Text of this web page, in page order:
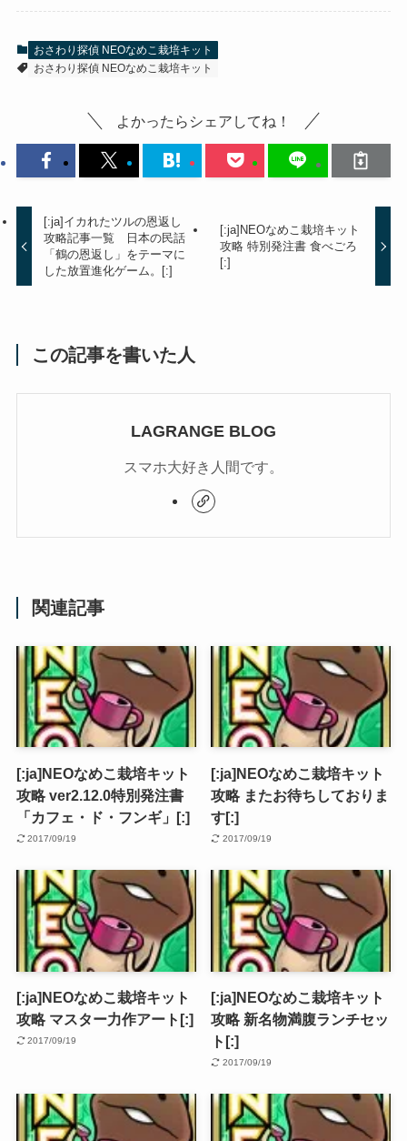
おさわり探偵 NEOなめこ栽培キット
おさわり探偵 NEOなめこ栽培キット
よかったらシェアしてね！
[:ja]イカれたツルの恩返し
攻略記事一覧 日本の民話
「鶴の恩返し」をテーマに
した放置進化ゲーム。[:]
[:ja]NEOなめこ栽培キット
攻略 特別発注書 食べごろ
[:]
この記事を書いた人
LAGRANGE BLOG
スマホ大好き人間です。
関連記事
[:ja]NEOなめこ栽培キット
攻略 ver2.12.0特別発注書
「カフェ・ド・フンギ」[:]
2017/09/19
[:ja]NEOなめこ栽培キット
攻略 またお待ちしておりま
す[:]
2017/09/19
[:ja]NEOなめこ栽培キット
攻略 マスター力作アート[:]
2017/09/19
[:ja]NEOなめこ栽培キット
攻略 新名物満腹ランチセッ
ト[:]
2017/09/19